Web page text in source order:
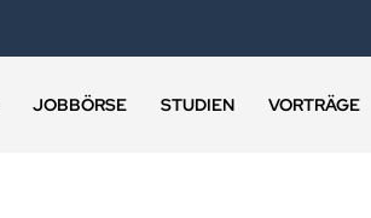
JOBBÖRSE STUDIEN VORTRÄGE